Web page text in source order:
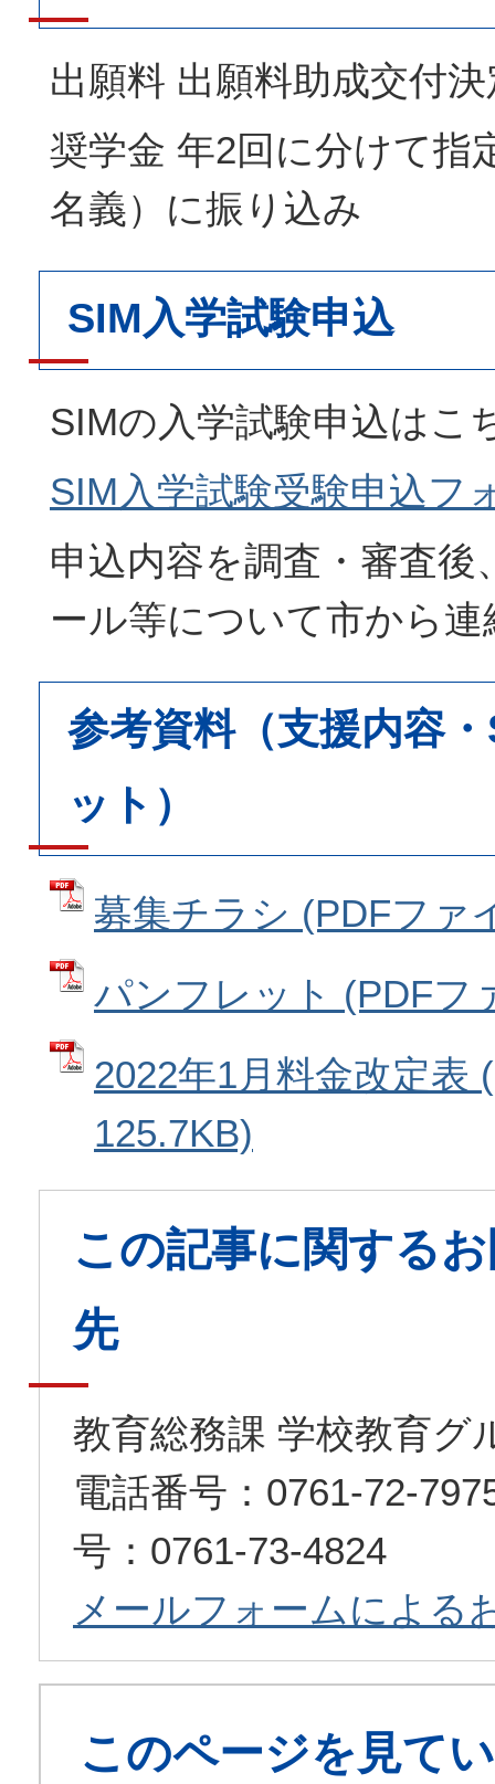
出願料 出願料助成交付
奨学金 年2回に分けて指
名義）に振り込み
SIM入学試験申込
SIMの入学試験申込はこ
SIM入学試験受験申込フ
申込内容を調査・審査後
ール等について市から
参考資料（支援内容
ット）
募集チラシ (PDFファ
パンフレット (PDFフ
2022年1月料金改定表
125.7KB)
この記事に関する
先
教育総務課 学校教育グ
電話番号：0761-72-
号：0761-73-4824
メールフォームによる
このページを見て